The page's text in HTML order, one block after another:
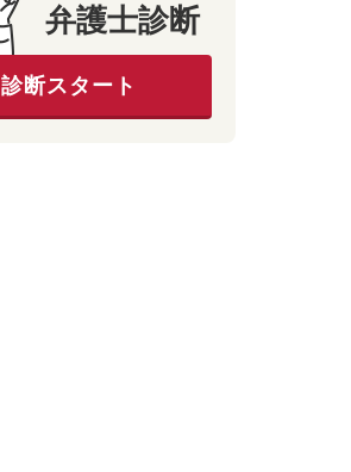
弁護士診断
診断スタート